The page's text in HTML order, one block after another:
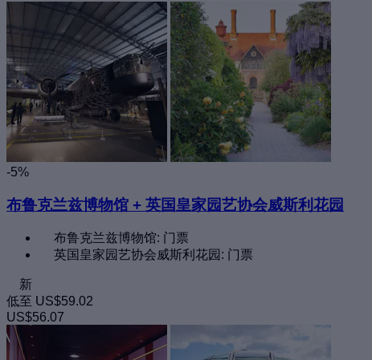
-5%
布鲁克兰兹博物馆 + 英国皇家园艺协会威斯利花园
布鲁克兰兹博物馆: 门票
英国皇家园艺协会威斯利花园: 门票
新
低至 US$59.02
US$56.07